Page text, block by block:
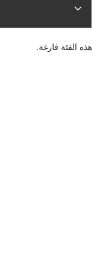
هذه الفئة فارغة.